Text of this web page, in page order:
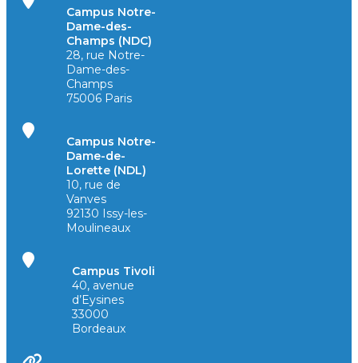
Campus Notre-
Dame-des-
Champs (NDC)
28, rue Notre-
Dame-des-
Champs
75006 Paris
Campus Notre-
Dame-de-
Lorette (NDL)
10, rue de
Vanves
92130 Issy-les-
Moulineaux
Campus Tivoli
40, avenue
d’Eysines
33000
Bordeaux